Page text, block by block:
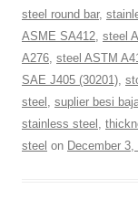
steel round bar,
ASME SA412, steel
A276, steel ASTM
SAE J405 (30201),
steel , suplier besi
stainless steel ,
steel on December 3,